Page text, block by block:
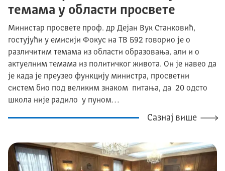
темама у области просвете
Министар просвете проф. др Дејан Вук Станковић,
гостујући у емисији Фокус на ТВ Б92 говорио је о
различитим темама из области образовања, али и о
актуелним темама из политичког живота. Он је навео да
је када је преузео функцију министра, просветни
систем био под великим знаком питања, да 20 одсто
школа није радило у пуном…
Сазнај више